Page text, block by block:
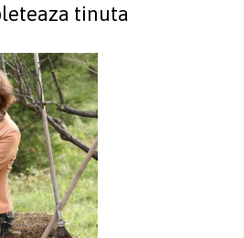
tinuta